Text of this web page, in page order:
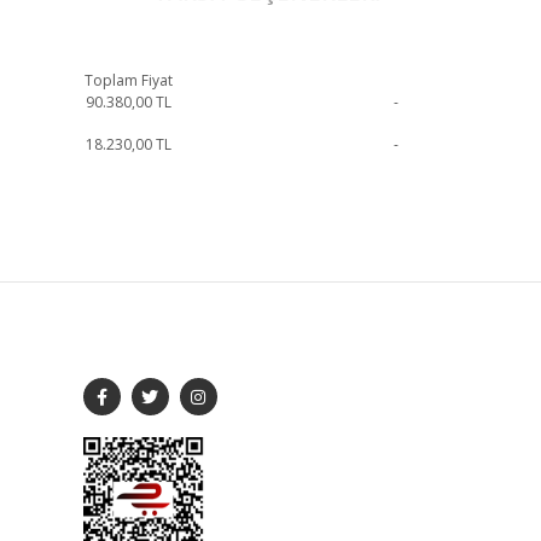
Toplam Fiyat
90.380,00TL -
18.230,00TL -